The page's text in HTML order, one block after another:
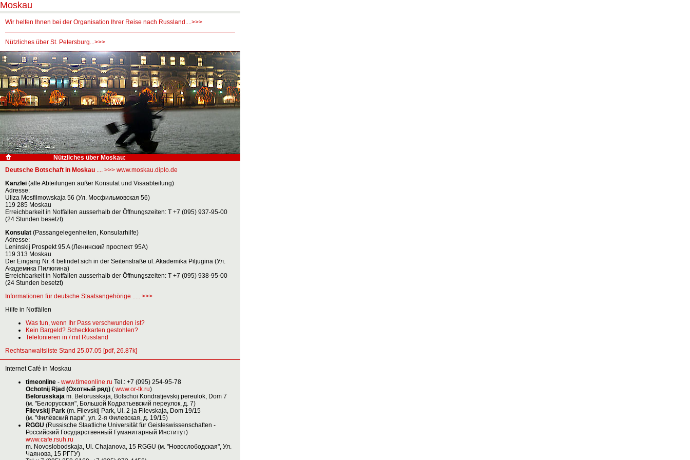
Moskau
Wir helfen Ihnen bei der Organisation Ihrer Reise nach Russland....>>>
Nützliches über St. Petersburg...>>>
Nützliches über Moskau:
Deutsche Botschaft in Moskau .... >>> www.moskau.diplo.de
Kanzlei (alle Abteilungen außer Konsulat und Visaabteilung)
Adresse:
Uliza Mosfilmowskaja 56 (Ул. Мосфильмовская 56)
119 285 Moskau
Erreichbarkeit in Notfällen ausserhalb der Öffnungszeiten: T +7 (095) 937-95-00
(24 Stunden besetzt)
Konsulat (Passangelegenheiten, Konsularhilfe)
Adresse:
Leninskij Prospekt 95 A (Ленинский проспект 95А)
119 313 Moskau
Der Eingang Nr. 4 befindet sich in der Seitenstraße ul. Akademika Piljugina (Ул.
Академика Пилюгина)
Erreichbarkeit in Notfällen ausserhalb der Öffnungszeiten: T +7 (095) 938-95-00
(24 Stunden besetzt)
Informationen für deutsche Staatsangehörige ..... >>>
Hilfe in Notfällen
Was tun, wenn Ihr Pass verschwunden ist?
Kein Bargeld? Scheckkarten gestohlen?
Telefonieren in / mit Russland
Rechtsanwaltsliste Stand 25.07.05 [pdf, 26.87k]
Internet Café in Moskau
timeonline - www.timeonline.ru Tel.: +7 (095) 254-95-78
Ochotnij Rjad (Охотный ряд) ( www.or-tk.ru)
Belorusskaja m. Belorusskaja, Bolschoi Kondratjevskij pereulok, Dom 7
(м. "Белорусская", Большой Кодратьевский переулок, д. 7)
Filevskij Park (m. Filevskij Park, Ul. 2-ja Filevskaja, Dom 19/15
(м. "Филёвский парк", ул. 2-я Филевская, д. 19/15)
RGGU (Russische Staatliche Universität für Geisteswissenschaften -
Российский Государственный Гуманитарный Институт)
www.cafe.rsuh.ru
m. Novoslobodskaja, Ul. Chajanova, 15 RGGU (м. "Новослободская", Ул.
Чаянова, 15 РГГУ)